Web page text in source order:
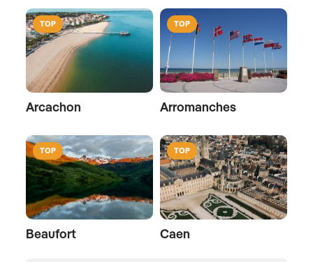
TOP
Arcachon
TOP
Arromanches
TOP
Beaufort
TOP
Caen